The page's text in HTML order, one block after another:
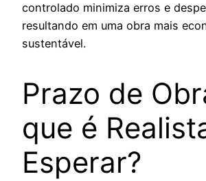
controlado minimiza erros e
resultando em uma obra mais
sustentável.
Prazo de
que é
Esperar?